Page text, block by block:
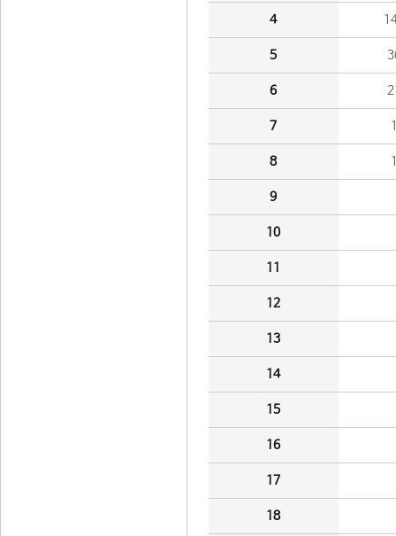
4
5
6
7
8
9
10
11
12
13
14
15
16
17
18